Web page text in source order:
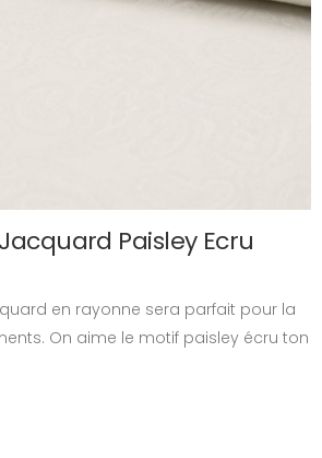
Paisley Ecru
en rayonne sera parfait pour la
On aime le motif paisley écru ton